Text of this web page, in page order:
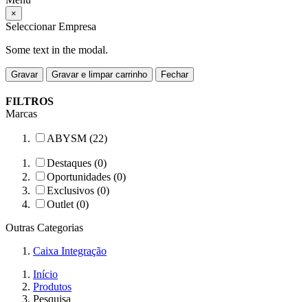
×
Seleccionar Empresa
Some text in the modal.
Gravar Gravar e limpar carrinho Fechar
FILTROS
Marcas
ABYSM (22)
Destaques (0)
Oportunidades (0)
Exclusivos (0)
Outlet (0)
Outras Categorias
Caixa Integração
Início
Produtos
Pesquisa